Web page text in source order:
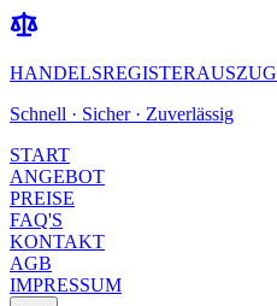
HANDELSREGISTERAUSZUG
Schnell · Sicher · Zuverlässig
START
ANGEBOT
PREISE
FAQ'S
KONTAKT
AGB
IMPRESSUM